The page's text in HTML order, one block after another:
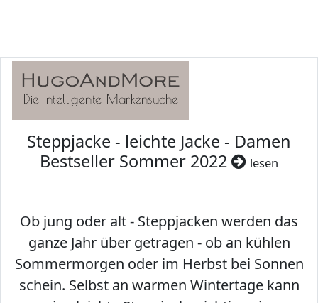
Steppjacke - leichte Jacke - Damen
Bestseller Sommer 2022
lesen
Ob jung oder alt - Steppjacken werden das
ganze Jahr über getragen - ob an kühlen
Sommermorgen oder im Herbst bei Sonnen
schein. Selbst an warmen Wintertage kann